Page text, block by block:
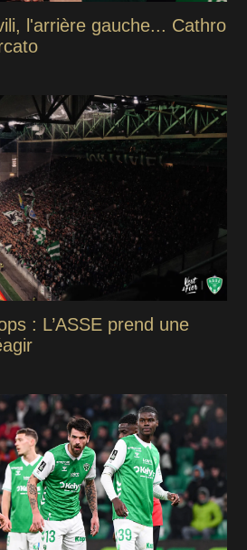
l'arrière gauche... Cathro
: L’ASSE prend une